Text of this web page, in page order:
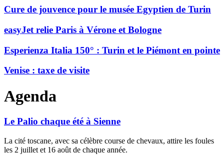
Cure de jouvence pour le musée Egyptien de Turin
easyJet relie Paris à Vérone et Bologne
Esperienza Italia 150° : Turin et le Piémont en pointe
Venise : taxe de visite
Agenda
Le Palio chaque été à Sienne
La cité toscane, avec sa célèbre course de chevaux, attire les foules
les 2 juillet et 16 août de chaque année.